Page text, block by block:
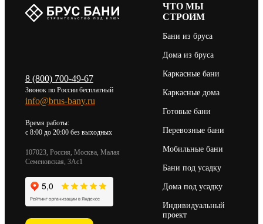
8 (800) 700-49-67
Звонок по России бесплатный
info@brus-bany.ru
Время работы:
c 8:00 до 20:00 без выходных
107023, Россия, Москва, Малая
Семеновская, 3Ас1
ЧТО МЫ
СТРОИМ
Бани из бруса
Дома из бруса
Каркасные бани
Каркасные дома
Готовые бани
Перевозные бани
Мобильные бани
Бани под усадку
Дома под усадку
Индивидуальный
проект